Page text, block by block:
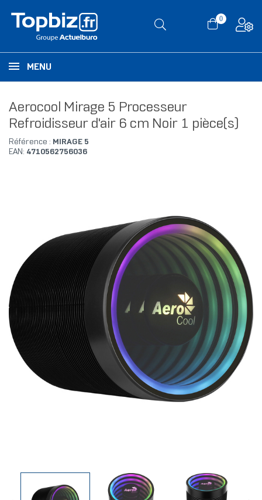
0
MENU
Aerocool Mirage 5 Processeur
Refroidisseur d'air 6 cm Noir 1 pièce(s)
Référence : MIRAGE 5
EAN: 4710562756036